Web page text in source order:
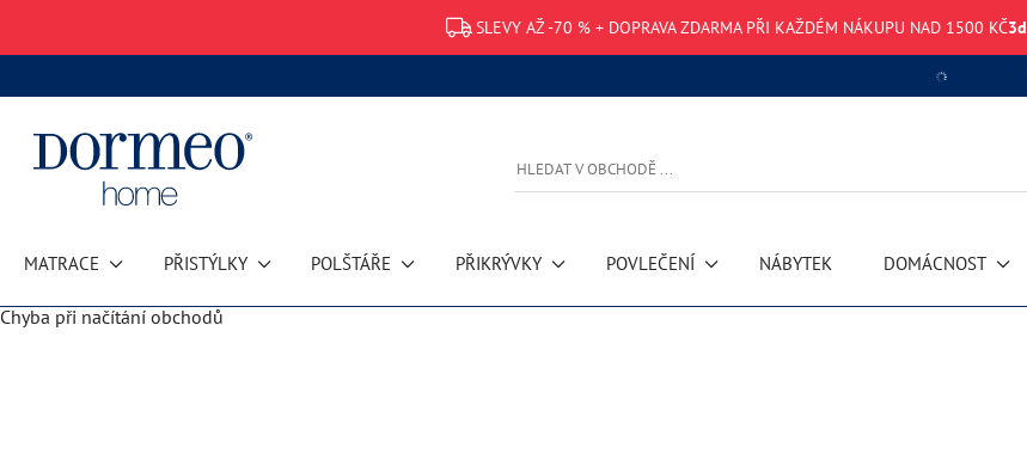
SLEVY AŽ -70 % + DOPRAVA ZDARMA PŘI KAŽDÉM NÁKUPU NAD 1500 KČ3d
MATRACE PŘISTÝLKY POLŠTÁŘE PŘIKRÝVKY POVLEČENÍ NÁBYTEK DOMÁCNOST
Chyba při načítání obchodů